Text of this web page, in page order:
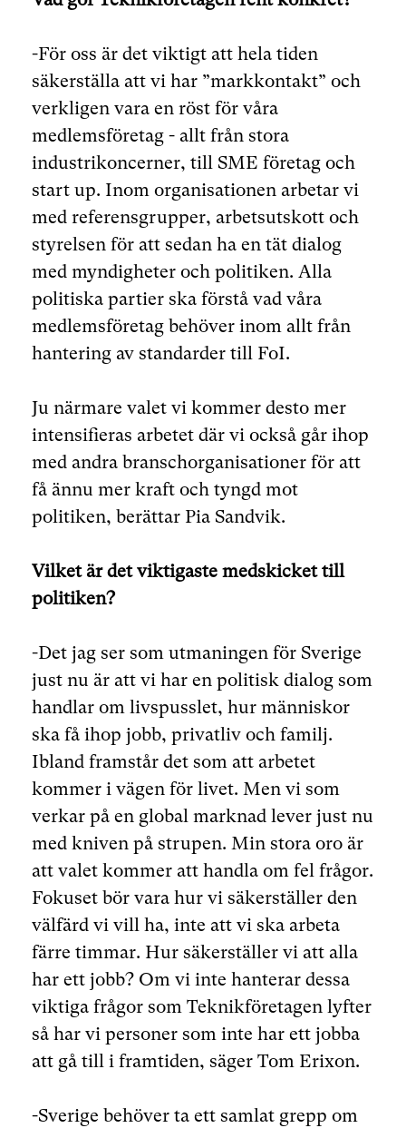
-För oss är det viktigt att hela tiden
säkerställa att vi har ”markkontakt” och
verkligen vara en röst för våra
medlemsföretag - allt från stora
industrikoncerner, till SME företag och
start up. Inom organisationen arbetar vi
med referensgrupper, arbetsutskott och
styrelsen för att sedan ha en tät dialog
med myndigheter och politiken. Alla
politiska partier ska förstå vad våra
medlemsföretag behöver inom allt från
hantering av standarder till FoI.
Ju närmare valet vi kommer desto mer
intensifieras arbetet där vi också går ihop
med andra branschorganisationer för att
få ännu mer kraft och tyngd mot
politiken, berättar Pia Sandvik.
Vilket är det viktigaste medskicket till
politiken?
-Det jag ser som utmaningen för Sverige
just nu är att vi har en politisk dialog som
handlar om livspusslet, hur människor
ska få ihop jobb, privatliv och familj.
Ibland framstår det som att arbetet
kommer i vägen för livet. Men vi som
verkar på en global marknad lever just nu
med kniven på strupen. Min stora oro är
att valet kommer att handla om fel frågor.
Fokuset bör vara hur vi säkerställer den
välfärd vi vill ha, inte att vi ska arbeta
färre timmar. Hur säkerställer vi att alla
har ett jobb? Om vi inte hanterar dessa
viktiga frågor som Teknikföretagen lyfter
så har vi personer som inte har ett jobba
att gå till i framtiden, säger Tom Erixon.
-Sverige behöver ta ett samlat grepp om